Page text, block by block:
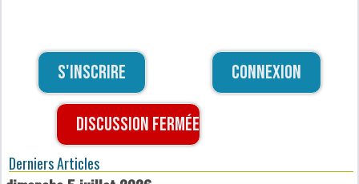
S'inscrire Connexion
Discussion fermée
Derniers Articles